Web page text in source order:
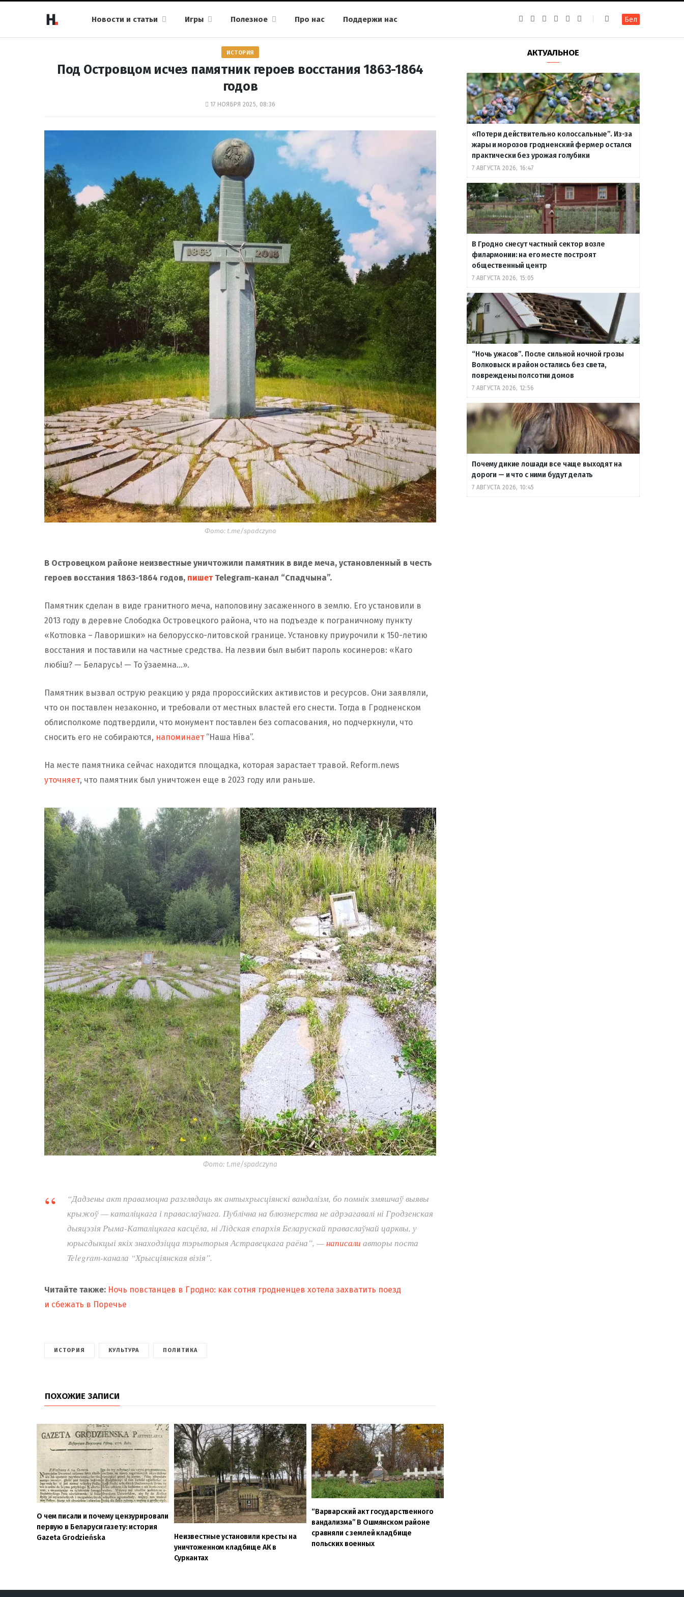
Новости и статьи Игры Полезное Про нас Поддержи нас
k
a
g
a
m
g
r
a
m
u
b
т
е
Бел
ИСТОРИЯ
Под Островцом исчез памятник героев восстания 1863-1864
годов
17 НОЯБРЯ 2025, 08:36
Фото: t.me/spadczyna
В Островецком районе неизвестные уничтожили памятник в виде меча, установленный в честь
героев восстания 1863-1864 годов, пишетTelegram-канал “Спадчына”.
Памятник сделан в виде гранитного меча, наполовину засаженного в землю. Его установили в
2013 году в деревне Слободка Островецкого района, что на подъезде к пограничному пункту
«Котловка – Лаворишки» на белорусско-литовской границе. Установку приурочили к 150-летию
восстания и поставили на частные средства. На лезвии был выбит пароль косинеров: «Каго
любіш? — Беларусь! — То ўзаемна…».
Памятник вызвал острую реакцию у ряда пророссийских активистов и ресурсов. Они заявляли,
что он поставлен незаконно, и требовали от местных властей его снести. Тогда в Гродненском
облисполкоме подтвердили, что монумент поставлен без согласования, но подчеркнули, что
сносить его не собираются, напоминает“Наша Ніва”.
На месте памятника сейчас находится площадка, которая зарастает травой. Reform.news
уточняет, что памятник был уничтожен еще в 2023 году или раньше.
Фото: t.me/spadczyna
“Дадзены акт правамоцна разглядаць як антыхрысціянскі вандалізм, бо помнік змяшчаў выявы
крыжоў — каталіцкага і праваслаўнага. Публічна на блюзнерства не адрэагавалі ні Гродзенская
дыяцэзія Рыма-Каталіцкага касцёла, ні Лідская епархія Беларускай праваслаўнай царквы, у
юрысдыкцыі якіх знаходзіцца тэрыторыя Астравецкага раёна”, —написали авторы поста
Telegram-канала “Хрысціянская візія”.
Читайте также: Ночь повстанцев в Гродно: как сотня гродненцев хотела захватить поезд
и сбежать в Поречье
ИСТОРИЯ КУЛЬТУРА ПОЛИТИКА
ПОХОЖИЕ ЗАПИСИ
О чем писали и почему цензурировали
первую в Беларуси газету: история
Gazeta Grodzieńska
Неизвестные установили кресты на
уничтоженном кладбище АК в
Суркантах
“Варварский акт государственного
вандализма” В Ошмянском районе
сравняли с землей кладбище
польских военных
АКТУАЛЬНОЕ
«Потери действительно колоссальные”. Из-за
жары и морозов гродненский фермер остался
практически без урожая голубики
7 АВГУСТА 2026, 16:47
В Гродно снесут частный сектор возле
филармонии: на его месте построят
общественный центр
7 АВГУСТА 2026, 15:05
“Ночь ужасов”. После сильной ночной грозы
Волковыск и район остались без света,
повреждены полсотни домов
7 АВГУСТА 2026, 12:56
Почему дикие лошади все чаще выходят на
дороги — и что с ними будут делать
7 АВГУСТА 2026, 10:45